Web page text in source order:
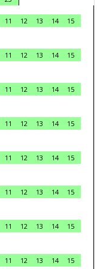
11 12 13 14
15
11 12 13 14
15
11 12 13 14
15
11 12 13 14
15
11 12 13 14
15
11 12 13 14
15
11 12 13 14
15
11 12 13 14
15